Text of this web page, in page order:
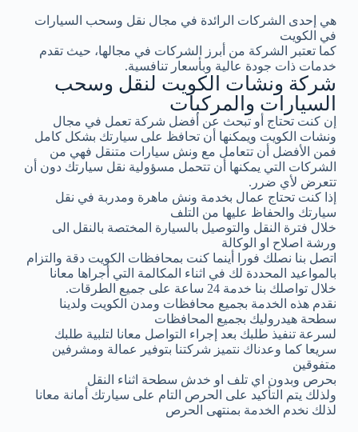
هي إحدى الشركات الرائدة في مجال نقل وسحب السيارات
في الكويت
كما تعتبر الشركة من أبرز الشركات في مجالها، حيث تقدم
خدمات ذات جودة عالية وبأسعار تنافسية.
شركة ونشات الكويت لنقل وسحب
السيارات والمركبات
إن كنت تحتاج أو تبحث عن أفضل شركة تعمل في مجال
ونشات الكويت ويمكنها أن تحافظ على سيارتك بشكل كامل
فمن الأفضل أن تتعامل مع ونش سيارات متنقل فهي من
الشركات التي يمكنها أن تتحمل مسؤولية نقل سيارتك دون أن
تتعرض لأي ضرر.
إذا كنت تحتاج عمال بخدمة ونش ماهرة ومدربة في نقل
سيارتك والحفاظ عليها من التلف
خلال فترة النقل والتوصيل بالسيارة المختصة بالنقل الى
ورشة اصلاح او الوكالة
اتصل بنا نصلك فورا أينما كنت بمحافظات الكويت دقة والتزام
بالمواعيد المحددة لك في اثناء المكالمة التي أجراها معانا
خلال تواصلك بنا خدمة 24 ساعة على جميع الطرقات.
نقدم هذه الخدمة بجميع محافظات ومدن الكويت ولدينا
سطحة هيدروليك بجميع المحافظات
لسرعة تنفيذ طلبك بعد إجراء التواصل معانا لتلبية طلبك
سريعا كما وعدناك نتميز شركتنا بتوفير عمالة ومشرفين
متفوقين
بحرص وبدون اي تلف او خدش سطحة اثناء النقل
ولذلك يتم التأكيد على الحرص التام على سيارتك أمانة معانا
لذلك نخدم الخدمة بمنتهى الحرص